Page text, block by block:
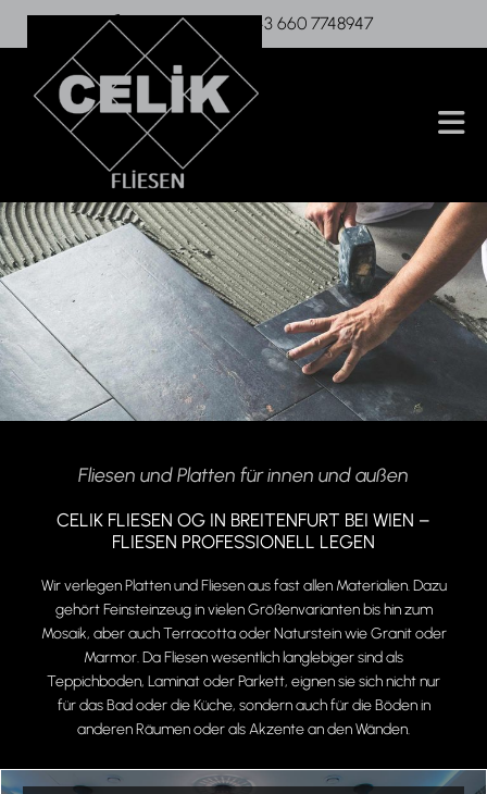
Jetzt anrufen +43 660 7748947
Fliesen und Platten für innen und außen
CELIK FLIESEN OG IN BREITENFURT BEI WIEN –
FLIESEN PROFESSIONELL LEGEN
Wir verlegen Platten und Fliesen aus fast allen Materialien. Dazu
gehört Feinsteinzeug in vielen Größenvarianten bis hin zum
Mosaik, aber auch Terracotta oder Naturstein wie Granit oder
Marmor. Da Fliesen wesentlich langlebiger sind als
Teppichboden, Laminat oder Parkett, eignen sie sich nicht nur
für das Bad oder die Küche, sondern auch für die Böden in
anderen Räumen oder als Akzente an den Wänden.